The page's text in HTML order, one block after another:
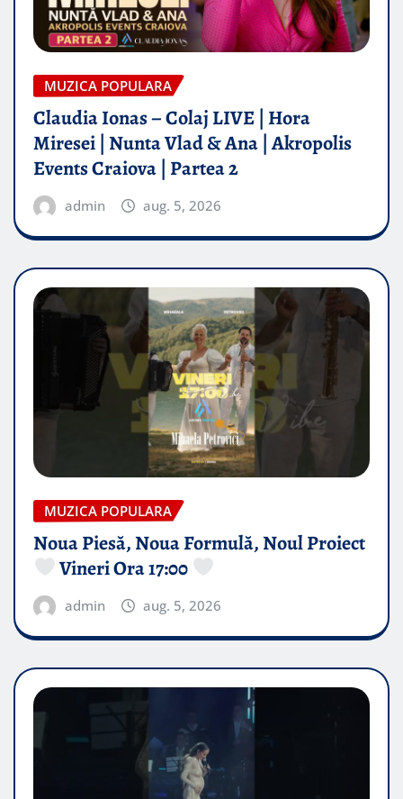
MUZICA POPULARA
Claudia Ionas – Colaj LIVE | Hora
Miresei | Nunta Vlad & Ana | Akropolis
Events Craiova | Partea 2
admin aug. 5, 2026
MUZICA POPULARA
Noua Piesă, Noua Formulă, Noul Proiect
Vineri Ora 17:00
admin aug. 5, 2026